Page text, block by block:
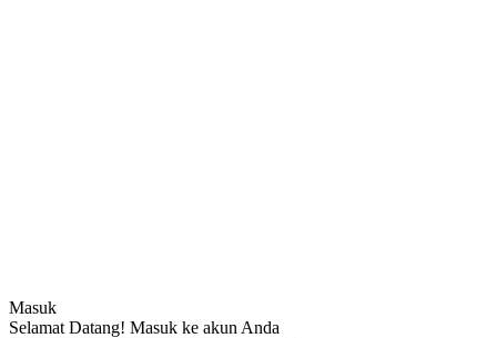
Masuk
Selamat Datang! Masuk ke akun Anda